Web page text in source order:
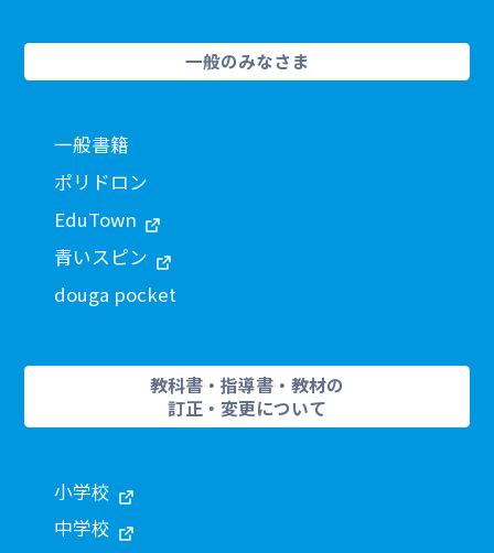
一般のみなさま
一般書籍
ポリドロン
EduTown
青いスピン
douga pocket
教科書・指導書・教材の
訂正・変更について
小学校
中学校